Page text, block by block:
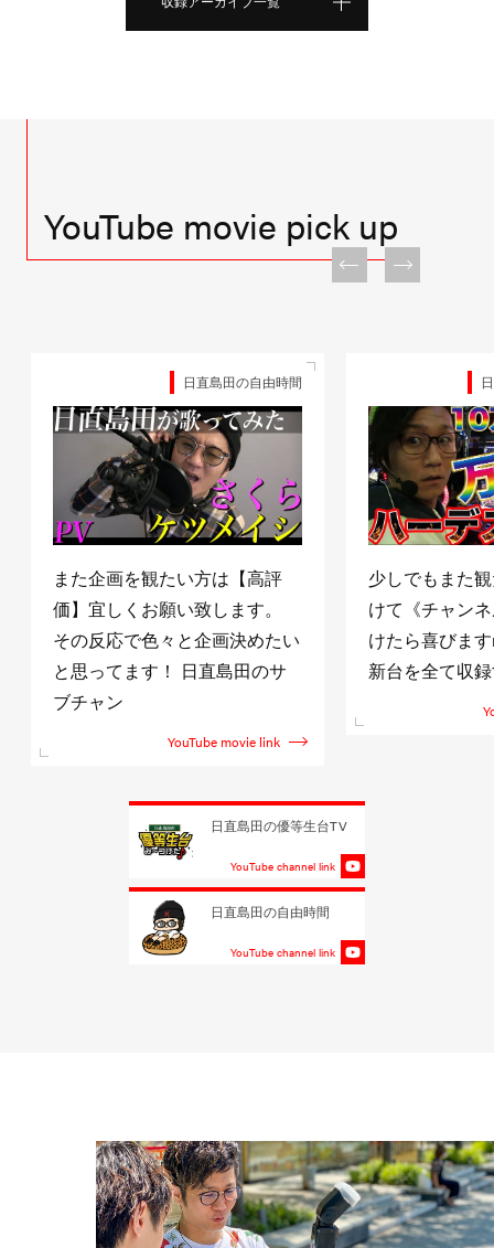
YouTube movie pick up
日直島田の自由時間
また企画を観たい方は【高評
価】宜しくお願い致します。
その反応で色々と企画決めたい
と思ってます！ 日直島田のサ
ブチャン
YouTube movie link
少しでもまた
けて《チャン
けたら喜びま
新台を全て収
日直島田の優等生台TV
YouTube channel link
日直島田の自由時間
YouTube channel link